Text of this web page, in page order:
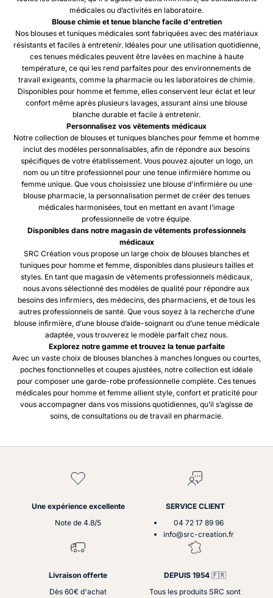
médicales ou d’activités en laboratoire.
Blouse chimie et tenue blanche facile d'entretien
Nos blouses et tuniques médicales sont fabriquées avec des matériaux
résistants et faciles à entretenir. Idéales pour une utilisation quotidienne,
ces tenues médicales peuvent être lavées en machine à haute
température, ce qui les rend parfaites pour des environnements de
travail exigeants, comme la pharmacie ou les laboratoires de chimie.
Disponibles pour homme et femme, elles conservent leur éclat et leur
confort même après plusieurs lavages, assurant ainsi une blouse
blanche durable et facile à entretenir.
Personnalisez vos vêtements médicaux
Notre collection de blouses et tuniques blanches pour femme et homme
inclut des modèles personnalisables, afin de répondre aux besoins
spécifiques de votre établissement. Vous pouvez ajouter un logo, un
nom ou un titre professionnel pour une tenue infirmière homme ou
femme unique. Que vous choisissiez une blouse d'infirmière ou une
blouse pharmacie, la personnalisation permet de créer des tenues
médicales harmonisées, tout en mettant en avant l’image
professionnelle de votre équipe.
Disponibles dans notre magasin de vêtements professionnels
médicaux
SRC Création vous propose un large choix de blouses blanches et
tuniques pour homme et femme, disponibles dans plusieurs tailles et
styles. En tant que magasin de vêtements professionnels médicaux,
nous avons sélectionné des modèles de qualité pour répondre aux
besoins des infirmiers, des médecins, des pharmaciens, et de tous les
autres professionnels de santé. Que vous soyez à la recherche d’une
blouse infirmière, d’une blouse d’aide-soignant ou d’une tenue médicale
adaptée, vous trouverez le modèle parfait chez nous.
Explorez notre gamme et trouvez la tenue parfaite
Avec un vaste choix de blouses blanches à manches longues ou courtes,
poches fonctionnelles et coupes ajustées, notre collection est idéale
pour composer une garde-robe professionnelle complète. Ces tenues
médicales pour homme et femme allient style, confort et praticité pour
vous accompagner dans vos missions quotidiennes, qu’il s’agisse de
soins, de consultations ou de travail en pharmacie.
Une expérience excellente
Note de 4.8/5
SERVICE CLIENT
04 72 17 89 96
info@src-creation.fr
Livraison offerte
Dès 60€ d'achat
DEPUIS 1954 🇫🇷
Tous les produits SRC sont